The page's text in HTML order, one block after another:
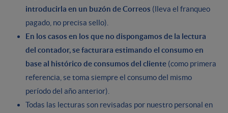
introducirla en un buzón de Correos (lleva el franqueo
pagado, no precisa sello).
En los casos en los que no dispongamos de la lectura
del contador, se facturara estimando el consumo en
base al histórico de consumos del cliente (como primera
referencia, se toma siempre el consumo del mismo
período del año anterior).
Todas las lecturas son revisadas por nuestro personal en